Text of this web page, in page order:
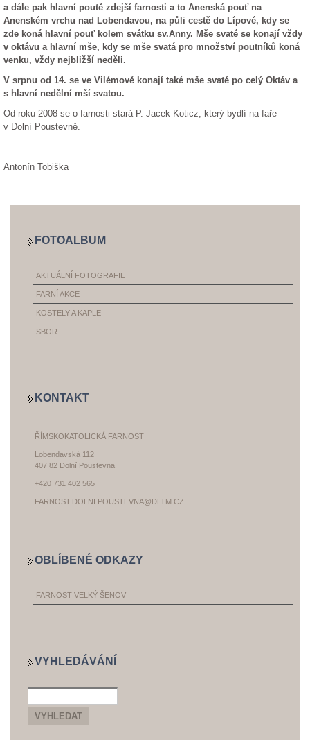
a dále pak hlavní poutě zdejší farnosti a to Anenská pouť na
Anenském vrchu nad Lobendavou, na půli cestě do Lípové, kdy se
zde koná hlavní pouť kolem svátku sv.Anny. Mše svaté se konají vždy
v oktávu a hlavní mše, kdy se mše svatá pro množství poutníků koná
venku, vždy nejbližší neděli.
V srpnu od 14. se ve Vilémově konají také mše svaté po celý Oktáv a
s hlavní nedělní mší svatou.
Od roku 2008 se o farnosti stará P. Jacek Koticz, který bydlí na faře
v Dolní Poustevně.
Antonín Tobiška
FOTOALBUM
AKTUÁLNÍ FOTOGRAFIE
FARNÍ AKCE
KOSTELY A KAPLE
SBOR
KONTAKT
ŘÍMSKOKATOLICKÁ FARNOST
Lobendavská 112
407 82 Dolní Poustevna
+420 731 402 565
FARNOST.DOLNI.POUSTEVNA@DLTM.CZ
OBLÍBENÉ ODKAZY
FARNOST VELKÝ ŠENOV
VYHLEDÁVÁNÍ